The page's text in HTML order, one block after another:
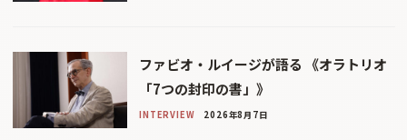
ファビオ・ルイージが語る 《オラトリオ
「7つの封印の書」》
INTERVIEW 2026年8月7日